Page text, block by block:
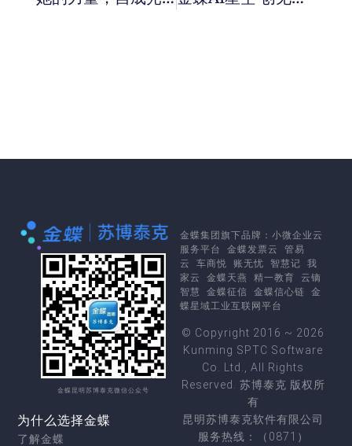
金蝶昆明苏博泰克微信公众号
为什么选择金蝶
了解金蝶
金蝶集团旗下品牌： 小微企业云
服务平台
金蝶发票云
管易
云
车商悦 账无忧 智慧记
我
家云
金蝶天燕 精一教育
云镝
智慧
金蝶征信 金蝶信心链
金
蝶星域工业互联网平台
© Copyright 2016 ~ 2026
Kunming SPTC Software
Co. Ltd., All Rights
Reserved. 苏博泰克 版权所
有
昆明苏博泰克软件有限公司
服务热线：（0871）